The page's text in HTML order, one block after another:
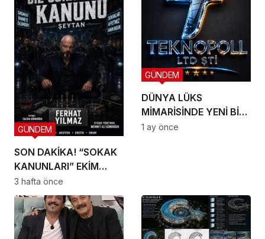
SON DAKİKA! “SOKAK
KANUNLARI” EKİM
AYINDA SETE ÇIKIYOR
GÜNDEM
3 hafta önce
DÜNYA LÜKS
MİMARİSİNDE YENİ BİR
DÖNEM BAŞLIYOR
GÜNDEM
1 ay önce